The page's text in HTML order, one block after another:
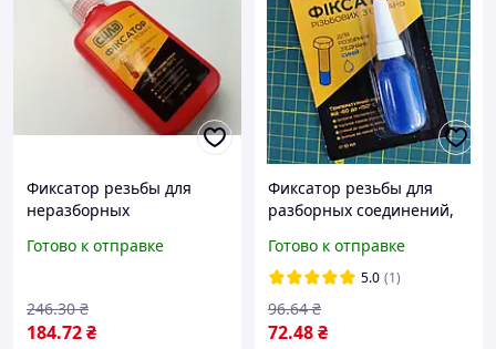
Фиксатор резьбы для
неразборных
СИЛА
Готово к отправке
184.72₴
246.30 ₴
Фиксатор резьбы для
разборных соединений,
Готово к отправке
5.0 (1)
72.48₴
96.64 ₴